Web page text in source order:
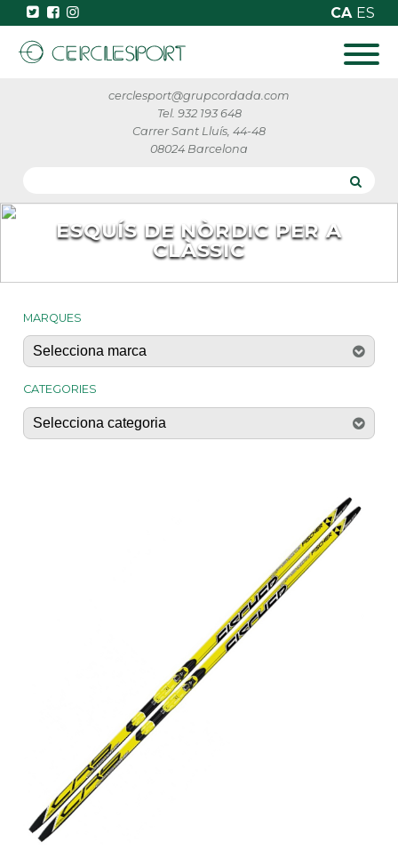
CA ES
cerclesport@grupcordada.com
Tel. 932 193 648
Carrer Sant Lluís, 44-48
08024 Barcelona
ESQUÍS DE NÒRDIC PER A
CLÀSSIC
MARQUES
CATEGORIES